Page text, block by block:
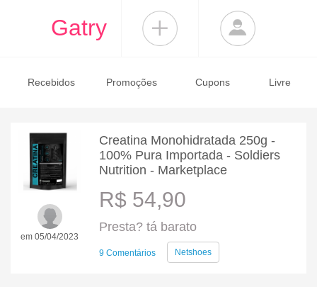
Gatry
Recebidos Promoções Cupons Livre
em 05/04/2023
Creatina Monohidratada 250g -
100% Pura Importada - Soldiers
Nutrition - Marketplace
R$ 54,90
Presta? tá barato
9 Comentários Netshoes